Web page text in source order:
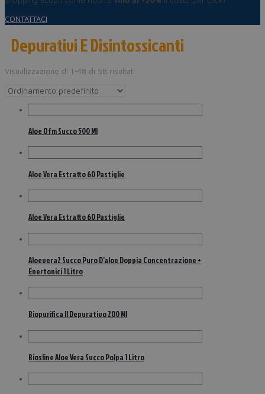
CONTATTACI
Depurativi E Disintossicanti
Visualizzazione di 1-48 di 58 risultati
Aloe Ofm Succo 500 Ml
Aloe Vera Estratto 60 Pastiglie
Aloe Vera Estratto 60 Pastiglie
Aloevera2 Succo Puro D’aloe Doppia Concentrazione +
Enertonici 1 Litro
Biopurifica Il Depurativo 200 Ml
Biosline Aloe Vera Succo Polpa 1 Litro